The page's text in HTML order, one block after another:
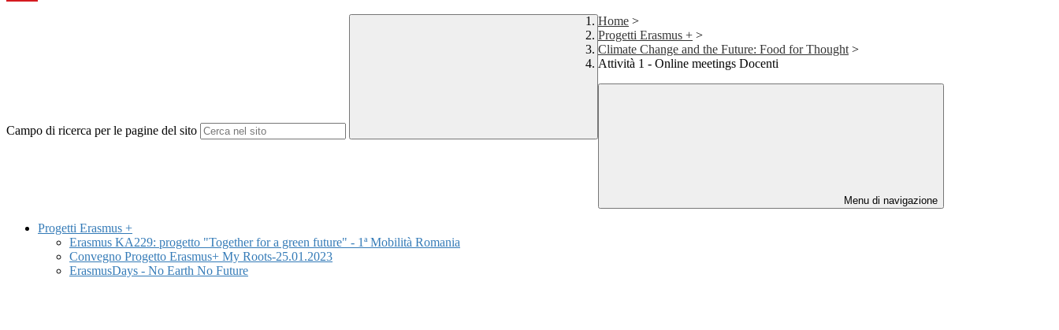
Campo di ricerca per le pagine del sito
Home >
Progetti Erasmus + >
Climate Change and the Future: Food for Thought >
Attività 1 - Online meetings Docenti
Menu di navigazione
Progetti Erasmus +
Erasmus KA229: progetto "Together for a green future" - 1ª Mobilità Romania
Convegno Progetto Erasmus+ My Roots-25.01.2023
ErasmusDays - No Earth No Future